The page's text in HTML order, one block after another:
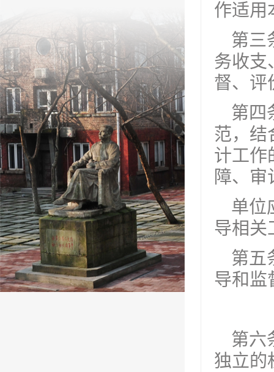
作适用
第三
务收支
督、评
第四
范，结
计工作
障、
单位
导相关
第五
导和监
第六
独立的